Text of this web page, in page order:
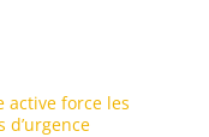
active force les